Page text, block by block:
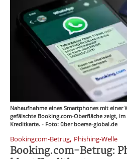
Nahaufnahme eines Smartphones mit einer
gefälschte Booking.com-Oberfläche zeigt,
Kreditkarte. - Foto: über boerse-global.de
Bookingcom-Betrug, Phishing-Welle
Booking.com-Betrug: